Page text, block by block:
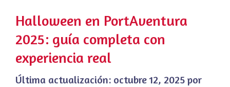
Halloween en PortAventura
2025: guía completa con
experiencia real
Última actualización: octubre 12, 2025 por